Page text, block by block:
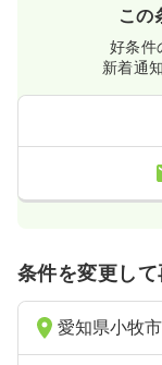
この
好条件
新着通
条件を変更し
愛知県小牧市